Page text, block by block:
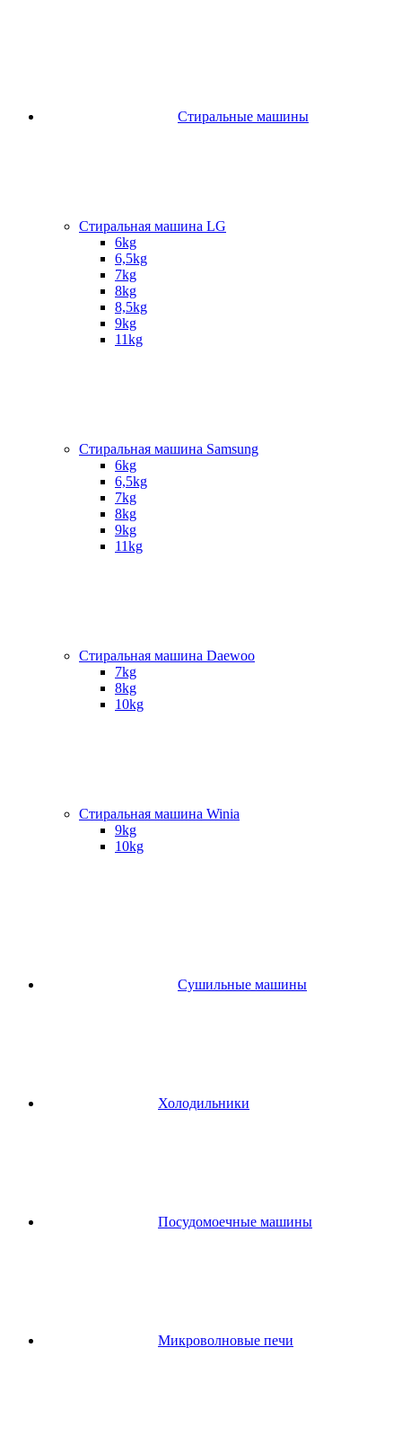
Стиральные машины
Стиральная машина LG
6kg
6,5kg
7kg
8kg
8,5kg
9kg
11kg
Стиральная машина Samsung
6kg
6,5kg
7kg
8kg
9kg
11kg
Стиральная машина Daewoo
7kg
8kg
10kg
Стиральная машина Winia
9kg
10kg
Сушильные машины
Холодильники
Посудомоечные машины
Микроволновые печи